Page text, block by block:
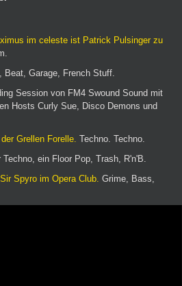
im celeste ist Patrick Pulsinger zu
Beat, Garage, French Stuff.
Session von FM4 Swound Sound mit
Hosts Curly Sue, Disco Demons und
Grellen Forelle. Techno. Techno.
Techno, ein Floor Pop, Trash, R'n'B.
Spyro im Opera Club. Grime, Bass,